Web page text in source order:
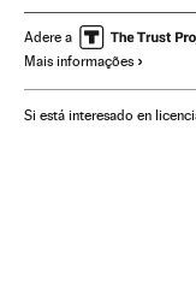
Legislação Brasileira
Destituições políticas
Presidência Brasil
Adere a
Mais informações
Si está interesado en